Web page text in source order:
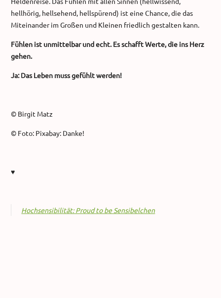
hellhörig, hellsehend, hellspürend) ist eine Chance, die das
Miteinander im Großen und Kleinen friedlich gestalten kann.
Fühlen ist unmittelbar und echt. Es schafft Werte, die ins Herz
gehen.
Ja: Das Leben muss gefühlt werden!
© Birgit Matz
© Foto: Pixabay: Danke!
♥
Hochsensibilität: Proud to be Sensibelchen